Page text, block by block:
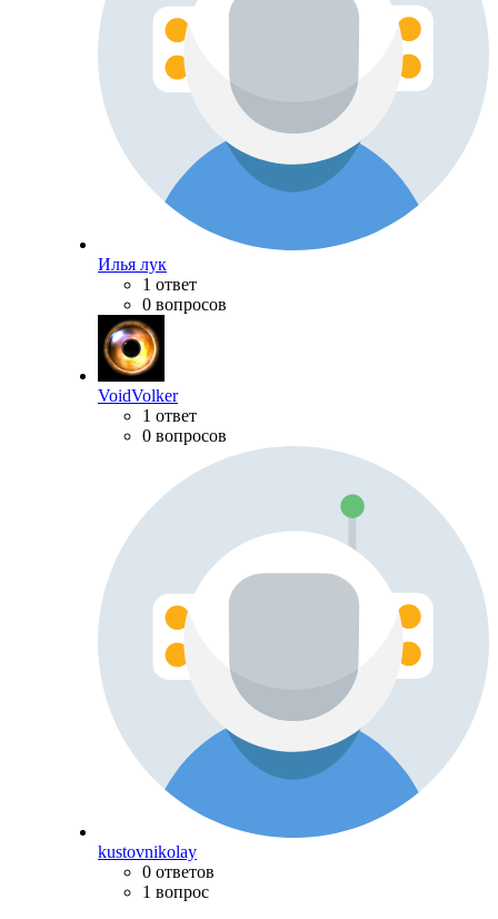
Илья лук
1 ответ
0 вопросов
VoidVolker
1 ответ
0 вопросов
kustovnikolay
0 ответов
1 вопрос